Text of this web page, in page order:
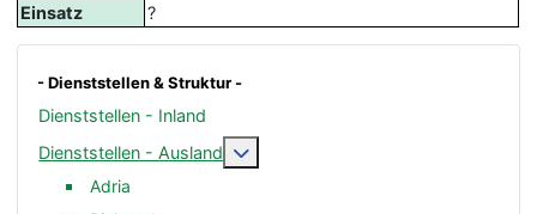
- Dienststellen & Struktur -
Dienststellen - Inland
Dienststellen - Ausland
Weitere Informationen:
Adria
Einsatz ?